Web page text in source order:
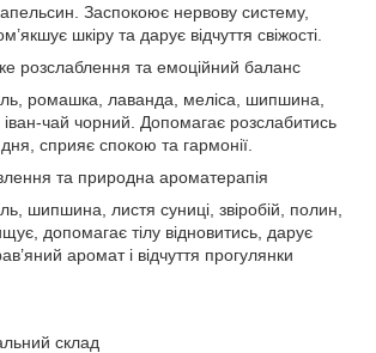
Заспокоює нервову систему,
шкіру та дарує відчуття свіжості.
розслаблення та емоційний баланс
ромашка, лаванда, меліса, шипшина,
іван-чай чорний. Допомагає розслабитись
сприяє спокою та гармонії.
та природна ароматерапія
шипшина, листя суниці, звіробій, полин,
допомагає тілу відновитись, дарує
аромат і відчуття прогулянки
склад